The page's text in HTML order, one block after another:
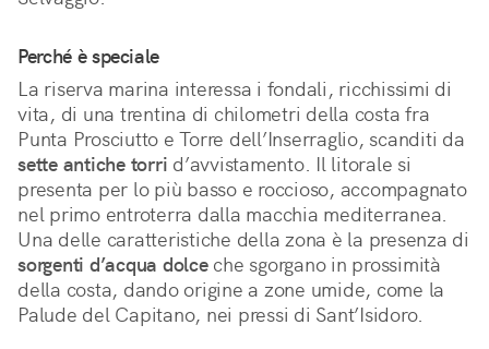
Perché è speciale
La riserva marina interessa i fondali, ricchissimi di
vita, di una trentina di chilometri della costa fra
sette antiche torri d’avvistamento. Il litorale si
presenta per lo più basso e roccioso, accompagnato
nel primo entroterra dalla macchia mediterranea.
sorgenti d’acqua dolce che sgorgano in prossimità
della costa, dando origine a zone umide, come la
Palude del Capitano, nei pressi di Sant’Isidoro.